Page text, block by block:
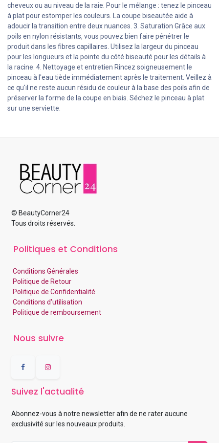
cheveux ou au niveau de la raie. Pour le mélange : tenez le pinceau
à plat pour estomper les couleurs. La coupe biseautée aide à
adoucir la transition entre deux nuances. 3. Saturation Grâce aux
poils en nylon résistants, vous pouvez bien faire pénétrer le
produit dans les fibres capillaires. Utilisez la largeur du pinceau
pour les longueurs et la pointe du côté biseauté pour les détails à
la racine. 4. Nettoyage et entretien Rincez soigneusement le
pinceau à l'eau tiède immédiatement après le traitement. Veillez à
ce qu'il ne reste aucun résidu de couleur à la base des poils afin de
préserver la forme de la coupe en biais. Séchez le pinceau à plat
sur une serviette.
© BeautyCorner24
Tous droits réservés.
Politiques et Conditions
Conditions Générales
Politique de Retour
Politique de Confidentialité
Conditions d'utilisation
Politique de remboursement
Nous suivre
Suivez l'actualité
Abonnez-vous à notre newsletter afin de ne rater aucune
exclusivité sur les nouveaux produits.